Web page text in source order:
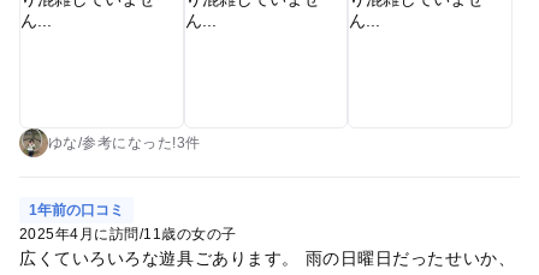
ゆな/参考に なった!3件
1年前の口コミ
2025年4月に訪問/11歳の女の子
広くていろいろな遊具ごあります。 雨の日曜日だったせいか、